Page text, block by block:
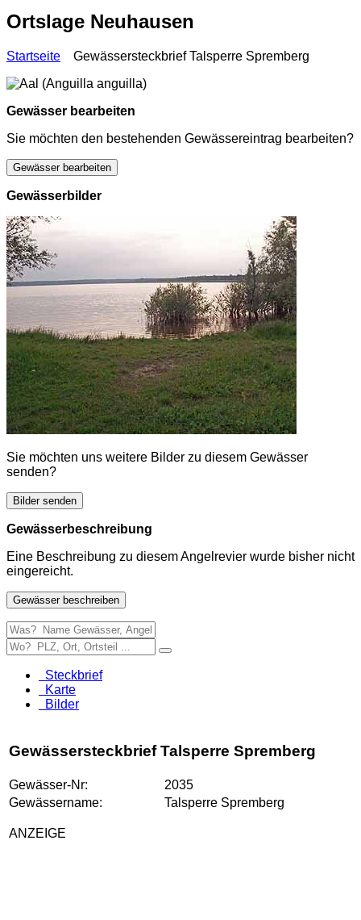
Ortslage Neuhausen
Startseite Gewässersteckbrief Talsperre Spremberg
Gewässer bearbeiten
Sie möchten den bestehenden Gewässereintrag bearbeiten?
Gewässer bearbeiten
Gewässerbilder
Sie möchten uns weitere Bilder zu diesem Gewässer
senden?
Bilder senden
Gewässerbeschreibung
Eine Beschreibung zu diesem Angelrevier wurde bisher nicht
eingereicht.
Gewässer beschreiben
Steckbrief
Karte
Bilder
Gewässersteckbrief Talsperre Spremberg
Gewässer-Nr:
2035
Gewässername:
Talsperre Spremberg
ANZEIGE